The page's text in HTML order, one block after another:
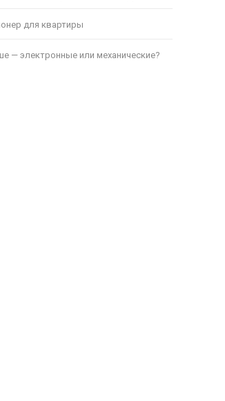
для квартиры
— электронные или механические?